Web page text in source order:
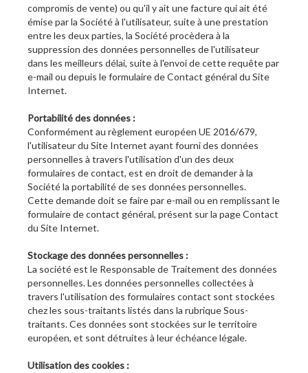
compromis de vente) ou qu'il y ait une facture qui ait été
émise par la Société à l'utilisateur, suite à une prestation
entre les deux parties, la Société procèdera à la
suppression des données personnelles de l'utilisateur
dans les meilleurs délai, suite à l'envoi de cette requête par
e-mail ou depuis le formulaire de Contact général du Site
Internet.
Portabilité des données :
Conformément au règlement européen UE 2016/679,
l'utilisateur du Site Internet ayant fourni des données
personnelles à travers l'utilisation d'un des deux
formulaires de contact, est en droit de demander à la
Société la portabilité de ses données personnelles.
Cette demande doit se faire par e-mail ou en remplissant le
formulaire de contact général, présent sur la page Contact
du Site Internet.
Stockage des données personnelles :
La société est le Responsable de Traitement des données
personnelles. Les données personnelles collectées à
travers l'utilisation des formulaires contact sont stockées
chez les sous-traitants listés dans la rubrique Sous-
traitants. Ces données sont stockées sur le territoire
européen, et sont détruites à leur échéance légale.
Utilisation des cookies :